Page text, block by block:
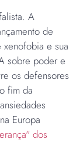
A
de
xenofobia e sua
sobre poder e
os defensores
fim da
Europa
dos